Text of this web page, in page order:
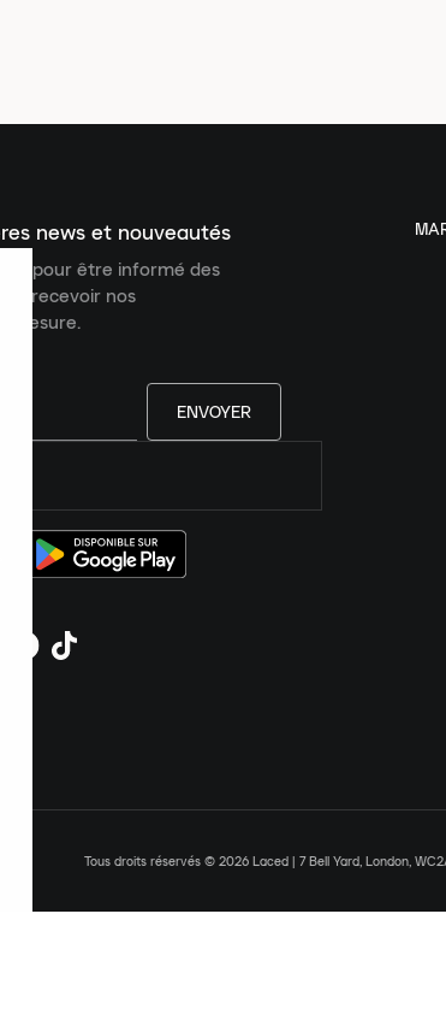
news et nouveautés
pour être informé des
et recevoir nos
mesure.
ENVOYER
Tous droits réservés © 2026 Laced | 7 Bell Yard, London,